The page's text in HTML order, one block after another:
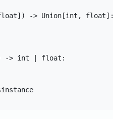
-> Union[int, float]:
-> int | float: